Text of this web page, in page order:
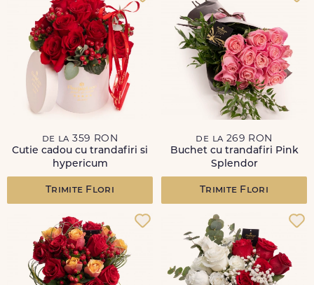
de la 359 RON
Cutie cadou cu trandafiri si
hypericum
Trimite Flori
de la 269 RON
Buchet cu trandafiri Pink
Splendor
Trimite Flori